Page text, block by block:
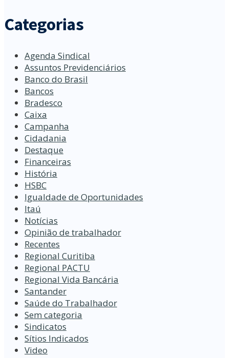
Categorias
Agenda Sindical
Assuntos Previdenciários
Banco do Brasil
Bancos
Bradesco
Caixa
Campanha
Cidadania
Destaque
Financeiras
História
HSBC
Igualdade de Oportunidades
Itaú
Notícias
Opinião de trabalhador
Recentes
Regional Curitiba
Regional PACTU
Regional Vida Bancária
Santander
Saúde do Trabalhador
Sem categoria
Sindicatos
Sítios Indicados
Video